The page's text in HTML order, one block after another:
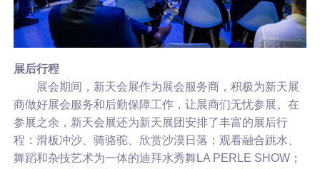
展后行程
展会期间，新天会展作为展会服务商，积极为新天展
商做好展会服务和后勤保障工作，让展商们无忧参展。在
参展之余，新天会展还为新天展团安排了丰富的展后行
程：滑板冲沙、骑骆驼、欣赏沙漠日落；观看融合跳水、
舞蹈和杂技艺术为一体的迪拜水秀舞LA PERLE SHOW；